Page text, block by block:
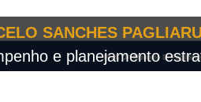
SANCHES
e planejamento